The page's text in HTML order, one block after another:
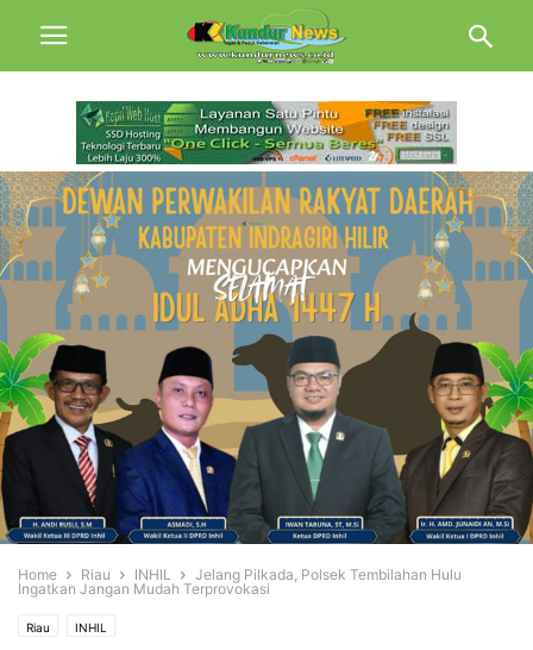
Home Riau INHIL
Jelang Pilkada, Polsek Tembilahan Hulu
Ingatkan Jangan Mudah Terprovokasi
Riau INHIL